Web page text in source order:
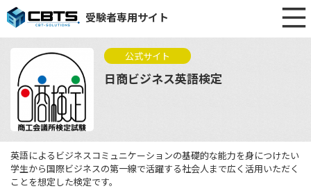
受験者専用サイト
公式サイト
日商ビジネス英語検定
英語によるビジネスコミュニケーションの基礎的な能力を身につけたい
学生から国際ビジネスの第一線で活躍する社会人まで広く活用いただく
ことを想定した検定です。